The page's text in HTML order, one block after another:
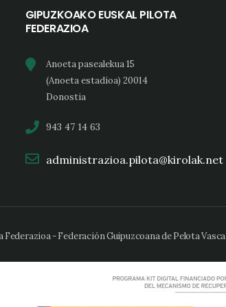
GIPUZKOAKO EUSKAL PILOTA
FEDERAZIOA
Anoeta pasealekua 15
(Anoeta estadioa) 20014
Donostia
943 47 14 63
administrazioa.pilota@kirolak.net
- Federación Guipuzcoana de Pelota Vasca